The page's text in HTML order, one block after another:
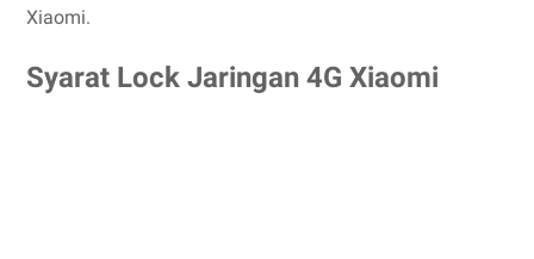
Xiaomi.
Syarat Lock Jaringan 4G Xiaomi